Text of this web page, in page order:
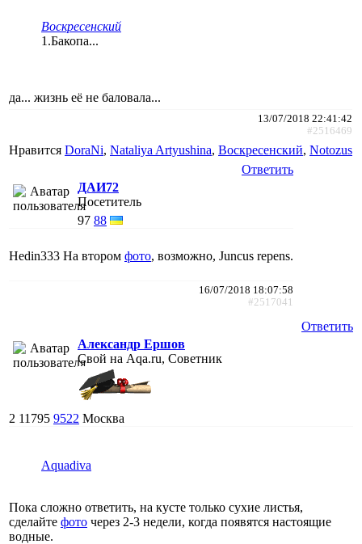
Воскресенский
1.Бакопа...
да... жизнь её не баловала...
13/07/2018 22:41:42
#2516469
Нравится DoraNi, Nataliya Artyushina, Воскресенский, Notozus
Ответить
ДАИ72
Посетитель
97 88
Hedin333 На втором фото, возможно, Juncus repens.
16/07/2018 18:07:58
#2517041
Ответить
Александр Ершов
Свой на Aqa.ru, Советник
2 11795 9522 Москва
Aquadiva
Пока сложно ответить, на кусте только сухие листья,
сделайте фото через 2-3 недели, когда появятся настоящие
водные.